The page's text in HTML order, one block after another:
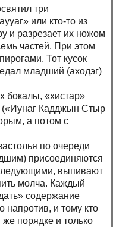
три
или кто-то из
и разрезает их ножом
частей. При этом
Тот кусок
младший (аходэг)
бокалы, «хистар»
(«Иунаг Кадджын Стыр
а потом с
по очереди
присоединяются
выпивают
молча. Каждый
содержание
напротив, и тому кто
порядке и только